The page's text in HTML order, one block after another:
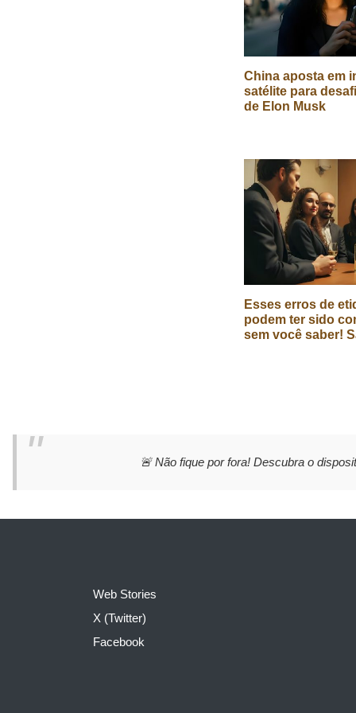
China aposta em
satélite para
de Elon Musk
Esses erros de
podem ter sido
sem você saber!
🚨 Não fique por fora! Descubra o
Web Stories
X (Twitter)
Facebook